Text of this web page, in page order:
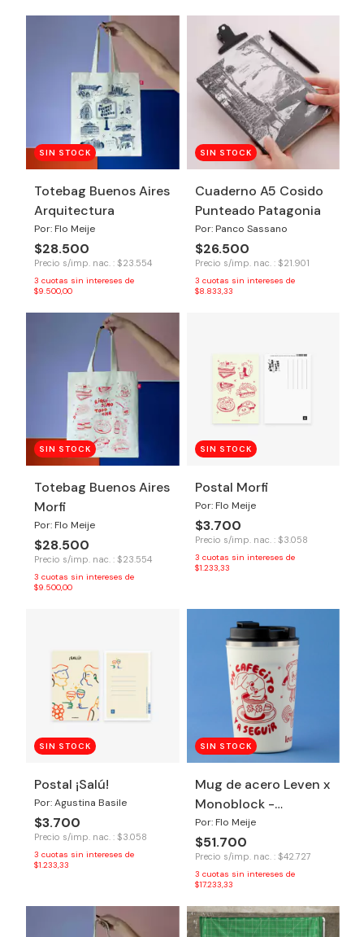
SIN STOCK
Totebag Buenos Aires
Arquitectura
Por: Flo Meije
$28.500
Precio s/imp. nac. : $23.554
3 cuotas sin intereses de
$9.500,00
SIN STOCK
Cuaderno A5 Cosido
Punteado Patagonia
Por: Panco Sassano
$26.500
Precio s/imp. nac. : $21.901
3 cuotas sin intereses de
$8.833,33
SIN STOCK
Totebag Buenos Aires
Morfi
Por: Flo Meije
$28.500
Precio s/imp. nac. : $23.554
3 cuotas sin intereses de
$9.500,00
SIN STOCK
Postal Morfi
Por: Flo Meije
$3.700
Precio s/imp. nac. : $3.058
3 cuotas sin intereses de
$1.233,33
SIN STOCK
Postal ¡Salú!
Por: Agustina Basile
$3.700
Precio s/imp. nac. : $3.058
3 cuotas sin intereses de
$1.233,33
SIN STOCK
Mug de acero Leven x
Monoblock -
Cafecito
Por: Flo Meije
$51.700
Precio s/imp. nac. : $42.727
3 cuotas sin intereses de
$17.233,33